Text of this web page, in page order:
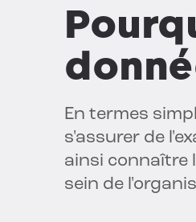
En termes
s'assurer de
ainsi connaître
sein de